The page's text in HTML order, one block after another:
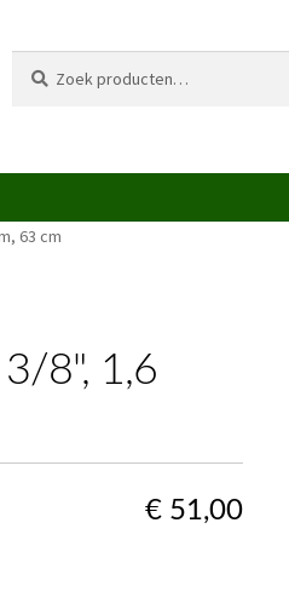
naar:
63 cm
3/8", 1,6
€51,00